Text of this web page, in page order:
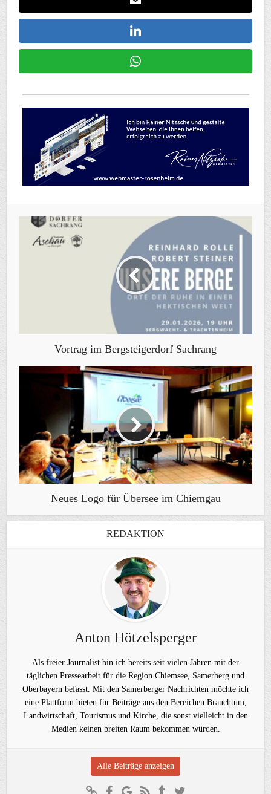
Vortrag im Bergsteigerdorf Sachrang
Neues Logo für Übersee im Chiemgau
REDAKTION
Anton Hötzelsperger
Als freier Journalist bin ich bereits seit vielen Jahren mit der
täglichen Pressearbeit für die Region Chiemsee, Samerberg und
Oberbayern befasst. Mit den Samerberger Nachrichten möchte ich
eine Plattform bieten für Beiträge aus den Bereichen Brauchtum,
Landwirtschaft, Tourismus und Kirche, die sonst vielleicht in den
Medien keinen breiten Raum bekommen würden.
Alle Beiträge anzeigen